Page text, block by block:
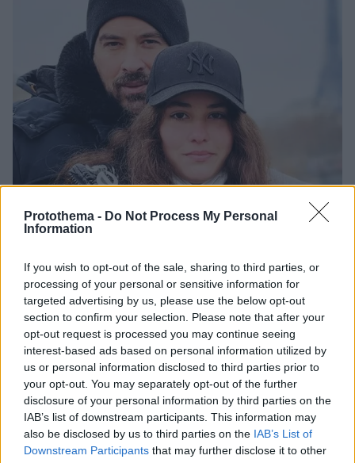
Protothema - Do Not Process My Personal
Information
If you wish to opt-out of the sale, sharing to third parties, or
processing of your personal or sensitive information for
targeted advertising by us, please use the below opt-out
section to confirm your selection. Please note that after your
opt-out request is processed you may continue seeing
interest-based ads based on personal information utilized by
us or personal information disclosed to third parties prior to
your opt-out. You may separately opt-out of the further
disclosure of your personal information by third parties on the
IAB’s list of downstream participants. This information may
also be disclosed by us to third parties on the IAB’s List of
Downstream Participants that may further disclose it to other
Χριστούγεννα στο Παρίσι για την οικογένεια του Γιάννη
Αϊβάζη
Η φωτογραφία που ανέβασε με την κόρη του Ισμήνη
25.12.2021, 09:50 5